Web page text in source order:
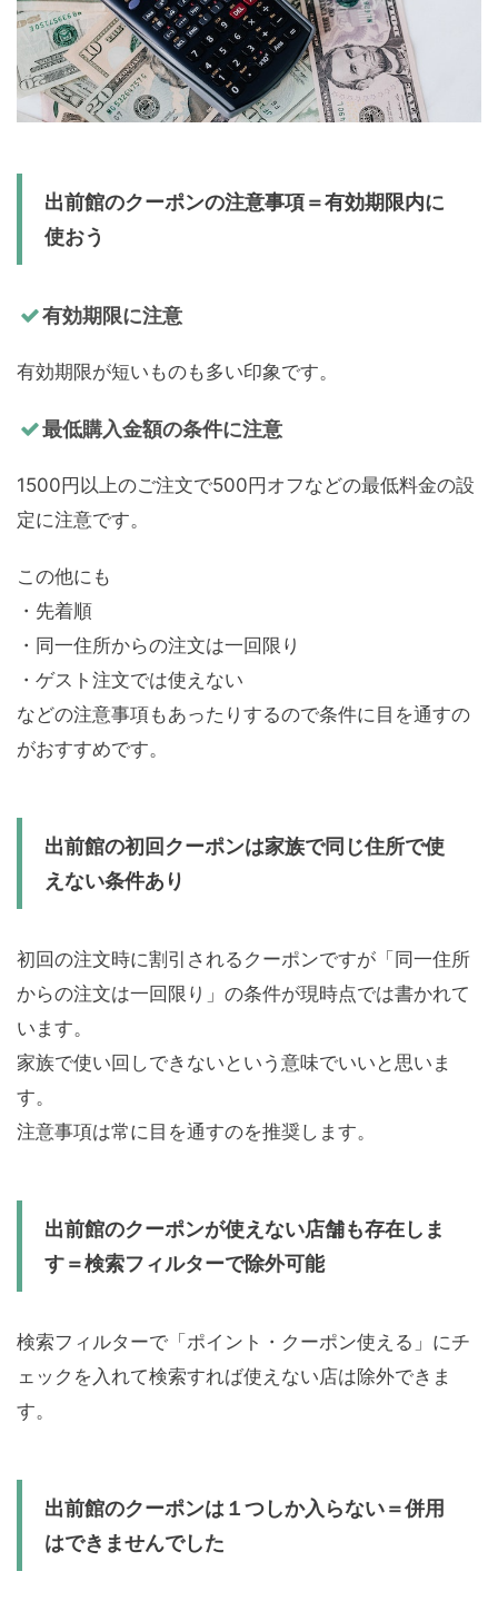
出前館のクーポンの注意事項＝有効期限内に
使おう
有効期限に注意
有効期限が短いものも多い印象です。
最低購入金額の条件に注意
1500円以上のご注文で500円オフなどの最低料金の設
定に注意です。
この他にも
・先着順
・同一住所からの注文は一回限り
・ゲスト注文では使えない
などの注意事項もあったりするので条件に目を通すの
がおすすめです。
出前館の初回クーポンは家族で同じ住所で使
えない条件あり
初回の注文時に割引されるクーポンですが「同一住所
からの注文は一回限り」の条件が現時点では書かれて
います。
家族で使い回しできないという意味でいいと思いま
す。
注意事項は常に目を通すのを推奨します。
出前館のクーポンが使えない店舗も存在しま
す＝検索フィルターで除外可能
検索フィルターで「ポイント・クーポン使える」にチ
ェックを入れて検索すれば使えない店は除外できま
す。
出前館のクーポンは１つしか入らない＝併用
はできませんでした